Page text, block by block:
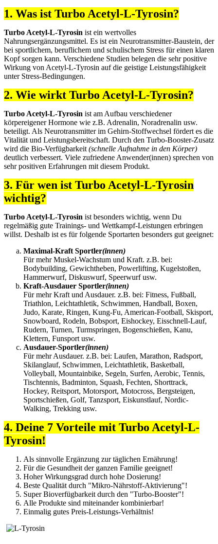
1. Was ist Turbo Acetyl-L-Tyrosin?
Turbo Acetyl-L-Tyrosin ist ein wertvolles
Nahrungsergänzungsmittel. Es ist ein Neurotransmitter-Baustein, der
bei sportlichem, beruflichem und schulischem Stress für einen klaren
Kopf sorgen kann. Verschiedene Studien belegen die sehr positive
Wirkung von Acetyl-L-Tyrosin auf die geistige Leistungsfähigkeit
unter Stress-Bedingungen.
2. Wie wirkt Turbo Acetyl-L-Tyrosin?
Turbo Acetyl-L-Tyrosin ist am Aufbau verschiedener
körpereigener Hormone wie z.B. Adrenalin, Noradrenalin usw.
beteiligt. Als Neurotransmitter im Gehirn-Stoffwechsel fördert es die
Vitalität und Leistungsbereitschaft. Durch den Turbo-Booster-Zusatz
wird die Bio-Verfügbarkeit(schnelle Aufnahme in den Körper)
deutlich verbessert. Viele zufriedene Anwender(innen) sprechen von
sehr positiven Erfahrungen mit diesem Produkt.
3. Für wen ist Turbo Acetyl-L-Tyrosin
wichtig?
Turbo Acetyl-L-Tyrosin ist besonders wichtig, wenn Du
regelmäßig gute Trainings- und Wettkampf-Leistungen erbringen
willst. Deshalb ist es für folgende Sportarten besonders gut geeignet:
Maximal-Kraft Sportler(innen)
Für mehr Muskel-Wachstum und Kraft. z.B. bei:
Bodybuilding, Gewichtheben, Powerlifting, Kugelstoßen,
Hammerwurf, Diskuswurf, Speerwurf usw.
Kraft-Ausdauer Sportler(innen)
Für mehr Kraft und Ausdauer. z.B. bei: Fitness, Fußball,
Triathlon, Leichtathletik, Schwimmen, Handball, Boxen,
Judo, Karate, Ringen, Kung-Fu, American-Football, Skisport,
Snowboard, Rodeln, Bobsport, Eishockey, Eisschnell-Lauf,
Rudern, Turnen, Turmspringen, Bogenschießen, Kanu,
Klettern, Funsport usw.
Ausdauer-Sportler(innen)
Für mehr Ausdauer. z.B. bei: Laufen, Marathon, Radsport,
Skilanglauf, Schwimmen, Leichtathletik, Basketball,
Volleyball, Mountainbike, Segeln, Surfen, Aerobic, Tennis,
Tischtennis, Badminton, Squash, Fechten, Shorttrack,
Hockey, Reitsport, Motorsport, Motocross, Bergsteigen,
Sportschießen, Golf, Tanzsport, Eiskunstlauf, Nordic-
Walking, Trekking usw.
4. Deine 7 Vorteile mit Turbo Acetyl-L-
Tyrosin!
Als sinnvolle Ergänzung zur täglichen Ernährung!
Für die Gesundheit der ganzen Familie geeignet!
Hoher Wirkungsgrad durch hohe Dosierung!
Beste Qualität durch "Mikro-Nährstoff-Aktivierung"!
Super Bioverfügbarkeit durch den "Turbo-Booster"!
Alle Produkte sind miteinander kombinierbar!
Einmalig gutes Preis-Leistungs-Verhältnis!